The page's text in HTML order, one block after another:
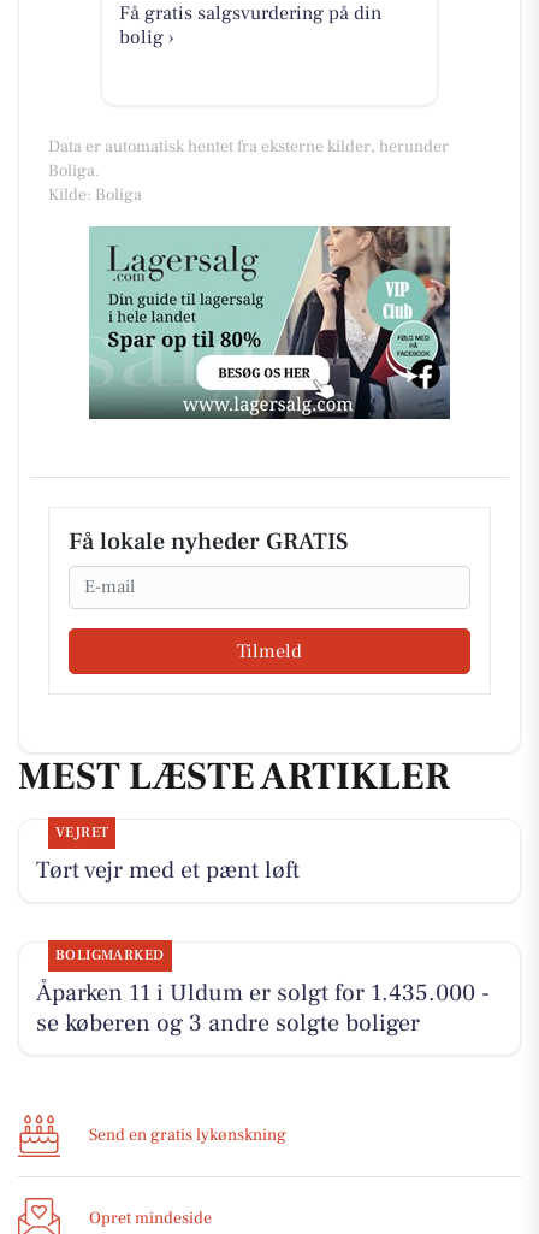
Få gratis salgsvurdering på din
bolig ›
Data er automatisk hentet fra eksterne kilder, herunder
Boliga.
Kilde: Boliga
Få lokale nyheder GRATIS
Email
Tilmeld
MEST LÆSTE ARTIKLER
VEJRET
Tørt vejr med et pænt løft
BOLIGMARKED
Åparken 11 i Uldum er solgt for 1.435.000 -
se køberen og 3 andre solgte boliger
Send en gratis lykønskning
Opret mindeside